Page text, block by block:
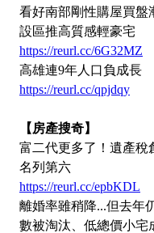
看好南部剛性購屋買盤
設區推高質感輕豪宅
https://reurl.cc/6G32MZ
高雄連9年人口負成長
https://reurl.cc/qpjdqy
【房產搜奇】
富二代更多了！遺產稅
名列第六
https://reurl.cc/epbKDL
離婚率雖稍降...但去年
數被淘汰、低總價小宅